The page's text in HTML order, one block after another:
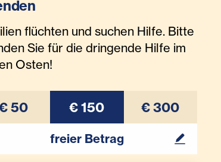
flüchten und suchen Hilfe. Bitte
Sie für die dringende Hilfe im
Osten!
50 € 150 € 300